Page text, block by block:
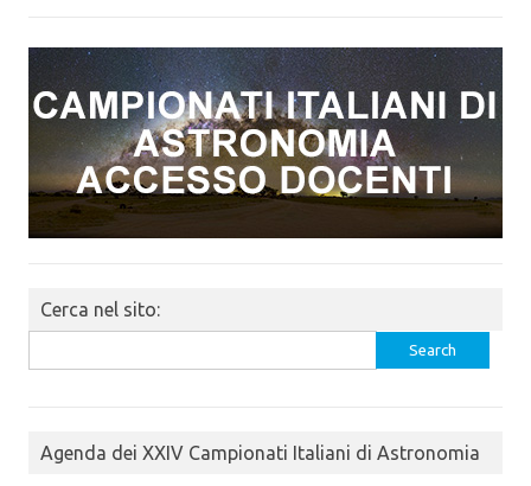
Cerca nel sito:
for:
Agenda dei XXIV Campionati Italiani di Astronomia